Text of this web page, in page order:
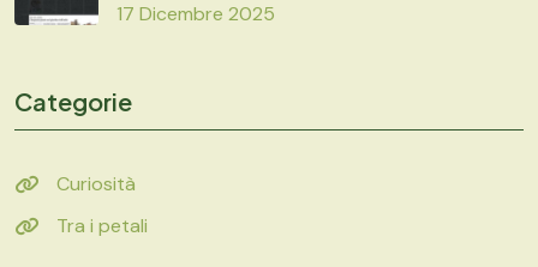
17 Dicembre 2025
Categorie
Curiosità
Tra i petali